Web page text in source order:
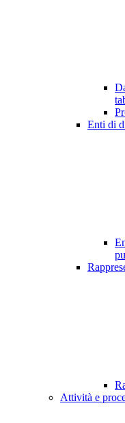
Enti di
Attività e